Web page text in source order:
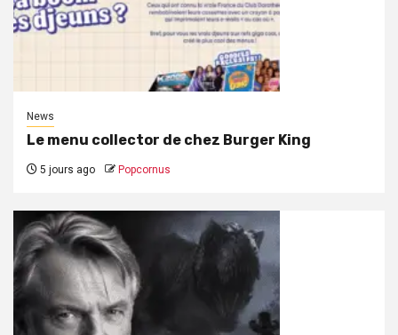
News
Le menu collector de chez Burger King
5 jours ago Popcornus